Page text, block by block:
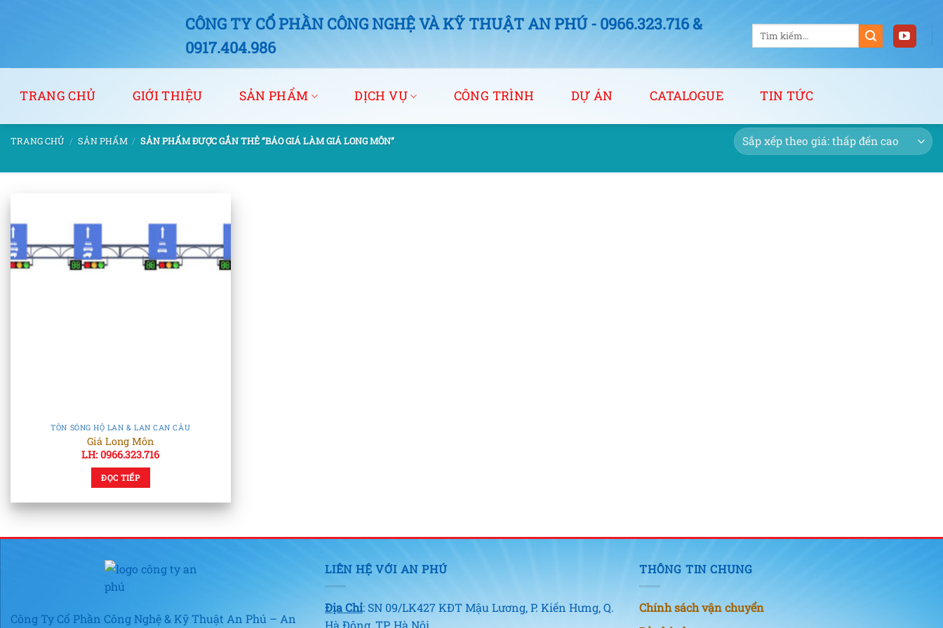
CÔNG TY CỔ PHẦN CÔNG NGHỆ VÀ KỸ THUẬT AN PHÚ - 0966.323.716 &
0917.404.986
Tìm
kiếm:
TRANG CHỦ GIỚI THIỆU SẢN PHẨM DỊCH VỤ CÔNG TRÌNH DỰ ÁN CATALOGUE TIN TỨC
TRANG CHỦ / SẢN PHẨM / SẢN PHẨM ĐƯỢC GẮN THẺ “BÁO GIÁ LÀM GIÁ LONG MÔN”
TÔN SÓNG HỘ LAN & LAN CAN CẦU
Giá Long Môn
LH: 0966.323.716
ĐỌC TIẾP
Công Ty Cổ Phần Công Nghệ & Kỹ Thuật An Phú – An
LIÊN HỆ VỚI AN PHÚ
Địa Chỉ: SN 09/LK427 KĐT Mậu Lương, P. Kiến Hưng, Q.
Hà Đông, TP. Hà Nội
THÔNG TIN CHUNG
Chính sách vận chuyển